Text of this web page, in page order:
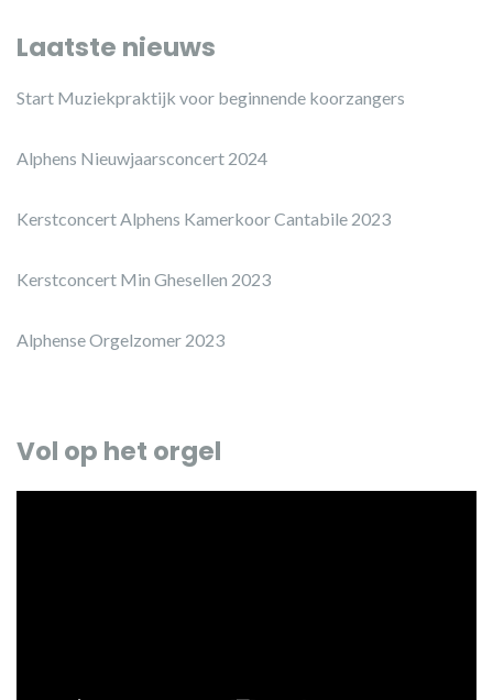
Laatste nieuws
Start Muziekpraktijk voor beginnende koorzangers
Alphens Nieuwjaarsconcert 2024
Kerstconcert Alphens Kamerkoor Cantabile 2023
Kerstconcert Min Ghesellen 2023
Alphense Orgelzomer 2023
Vol op het orgel